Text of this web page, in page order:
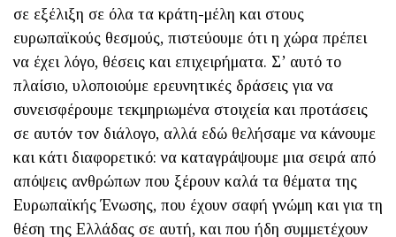
σε εξέλιξη σε όλα τα κράτη-μέλη και στους
ευρωπαϊκούς θεσμούς, πιστεύουμε ότι η χώρα πρέπει
να έχει λόγο, θέσεις και επιχειρήματα. Σ’ αυτό το
πλαίσιο, υλοποιούμε ερευνητικές δράσεις για να
συνεισφέρουμε τεκμηριωμένα στοιχεία και προτάσεις
σε αυτόν τον διάλογο, αλλά εδώ θελήσαμε να κάνουμε
και κάτι διαφορετικό: να καταγράψουμε μια σειρά από
απόψεις ανθρώπων που ξέρουν καλά τα θέματα της
Ευρωπαϊκής Ένωσης, που έχουν σαφή γνώμη και για τη
θέση της Ελλάδας σε αυτή, και που ήδη συμμετέχουν